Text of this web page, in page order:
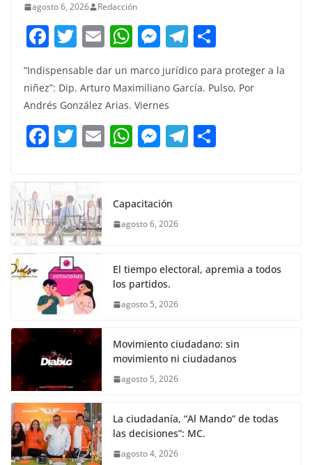
agosto 6, 2026 Redacción
F
c
e
b
o
k
T
w
itt
er
E
ai
l
W
at
s
A
p
M
e
ss
e
n
g
T
e
a
m
m
“Indispensable dar un marco jurídico para proteger a la
niñez”: Dip. Arturo Maximiliano García. Pulso, Por
Andrés González Arias. Viernes
F
c
e
b
o
o
k
T
itt
er
E W
s
A
p
M
e
n
er
T
Capacitación
agosto 6, 2026
El tiempo electoral, apremia a todos
los partidos.
agosto 5, 2026
Movimiento ciudadano: sin
movimiento ni ciudadanos
agosto 5, 2026
La ciudadanía, “Al Mando” de todas
las decisiones”: MC.
agosto 4, 2026